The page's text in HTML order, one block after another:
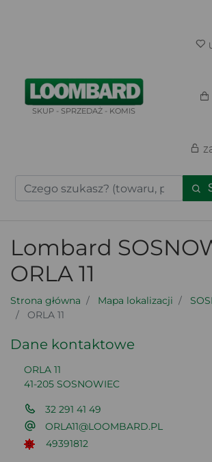
SKUP - SPRZEDAŻ - KOMIS
Lombard
ORLA 11
Strona główna Mapa lokalizacji
ORLA 11
Dane kontaktowe
ORLA 11
41-205 SOSNOWIEC
32 291 41 49
ORLA11@LOOMBARD.PL
49391812